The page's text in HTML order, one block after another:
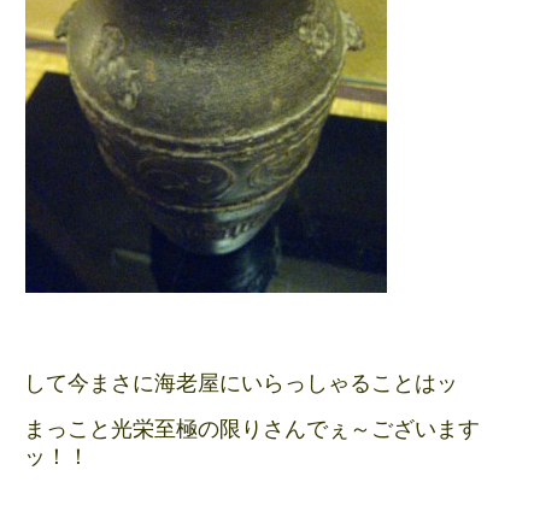
して今まさに海老屋にいらっしゃることはッ
まっこと光栄至極の限りさんでぇ～ございます
ッ！！